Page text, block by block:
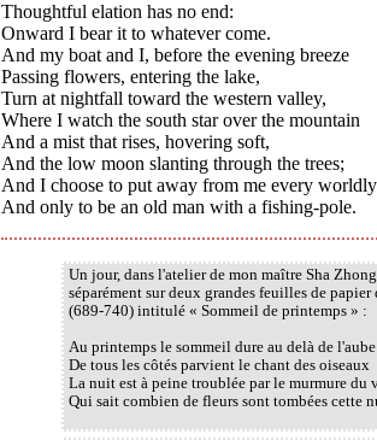
Thoughtful elation has no end:
Onward I bear it to whatever come.
And my boat and I, before the evening breeze
Passing flowers, entering the lake,
Turn at nightfall toward the western valley,
Where I watch the south star over the mountain
And a mist that rises, hovering soft,
And the low moon slanting through the trees;
And I choose to put away from me every
And only to be an old man with a fishing-pole.
Un jour, dans l'atelier de mon maître Sha
séparément sur deux grandes feuilles de
(689-740) intitulé « Sommeil de printemps » :
Au printemps le sommeil dure au delà de l'aube
De tous les côtés parvient le chant des oiseaux
La nuit est à peine troublée par le murmure du
Qui sait combien de fleurs sont tombées cette